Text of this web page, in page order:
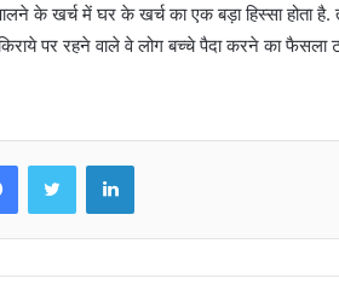
के खर्च में घर के खर्च का एक बड़ा हिस्सा होता है.
पर रहने वाले वे लोग बच्चे पैदा करने का